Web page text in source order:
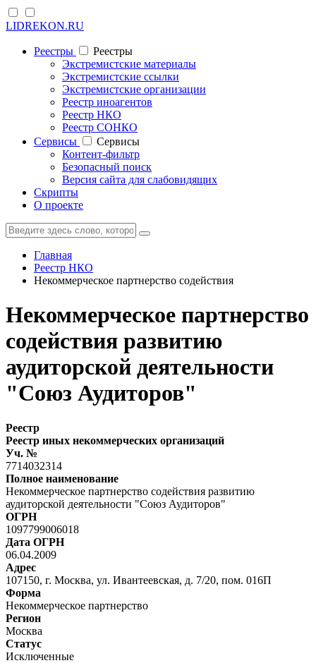
LIDREKON.RU
Реестры
Реестры
Экстремистские материалы
Экстремистские ссылки
Экстремистские организации
Реестр иноагентов
Реестр НКО
Реестр СОНКО
Cервисы
Cервисы
Контент-фильтр
Безопасный поиск
Версия сайта для слабовидящих
Скрипты
О проекте
Главная
Реестр НКО
Некоммерческое партнерство содействия
Некоммерческое партнерство
содействия развитию
аудиторской деятельности
"Союз Аудиторов"
Реестр
Реестр иных некоммерческих организаций
Уч. №
7714032314
Полное наименование
Некоммерческое партнерство содействия развитию
аудиторской деятельности "Союз Аудиторов"
ОГРН
1097799006018
Дата ОГРН
06.04.2009
Адрес
107150, г. Москва, ул. Ивантеевская, д. 7/20, пом. 016П
Форма
Некоммерческое партнерство
Регион
Москва
Статус
Исключенные